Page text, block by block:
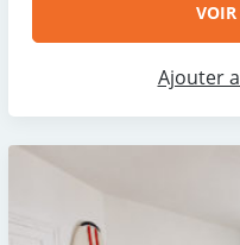
Ajouter